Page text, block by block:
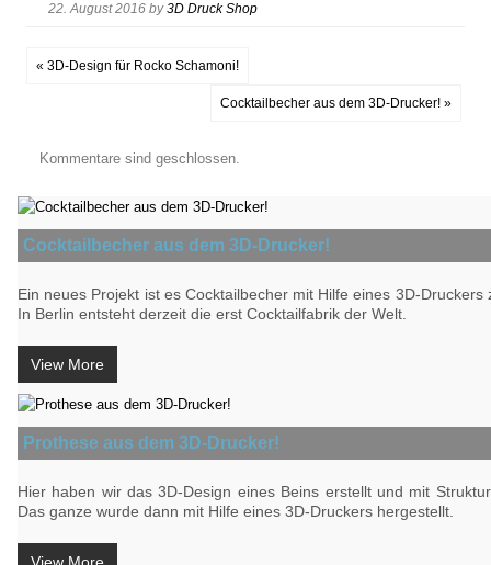
22. August 2016 by3D Druck Shop
« 3D-Design für Rocko Schamoni!
Cocktailbecher aus dem 3D-Drucker! »
Kommentare sind geschlossen.
Cocktailbecher aus dem 3D-Drucker!
Ein neues Projekt ist es Cocktailbecher mit Hilfe eines 3D-Druckers
In Berlin entsteht derzeit die erst Cocktailfabrik der Welt.
View More
Prothese aus dem 3D-Drucker!
Hier haben wir das 3D-Design eines Beins erstellt und mit
Das ganze wurde dann mit Hilfe eines 3D-Druckers hergestellt.